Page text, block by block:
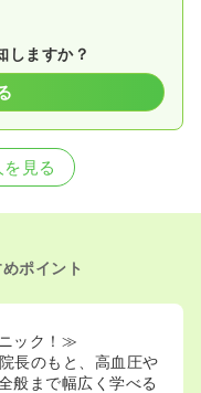
しますか？
見る
ポイント
ック！≫
長のもと、高血圧や
般まで幅広く学べる